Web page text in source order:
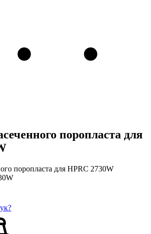
поропласта для
поропласта для HPRC 2730W